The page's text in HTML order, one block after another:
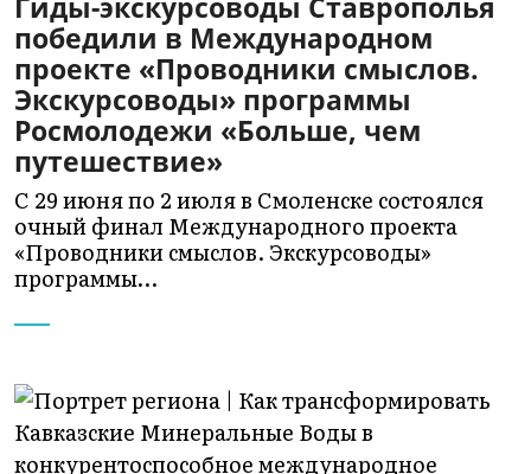
победили в Международном
проекте «Проводники смыслов.
Экскурсоводы» программы
Росмолодежи «Больше, чем
путешествие»
С 29 июня по 2 июля в Смоленске состоялся
очный финал Международного проекта
«Проводники смыслов. Экскурсоводы»
программы…